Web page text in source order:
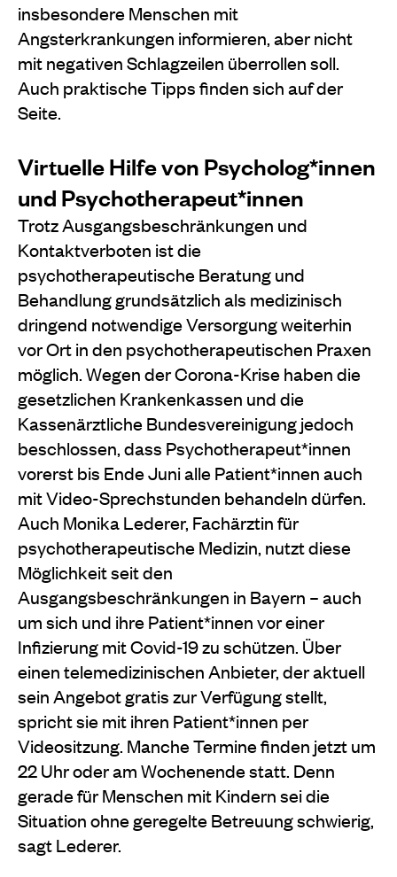
insbesondere Menschen mit
Angsterkrankungen informieren, aber nicht
mit negativen Schlagzeilen überrollen soll.
Auch praktische Tipps finden sich auf der
Seite.
Virtuelle Hilfe von Psycholog*innen
und Psychotherapeut*innen
Trotz Ausgangsbeschränkungen und
Kontaktverboten ist die
psychotherapeutische Beratung und
Behandlung grundsätzlich als medizinisch
dringend notwendige Versorgung weiterhin
vor Ort in den psychotherapeutischen Praxen
möglich. Wegen der Corona-Krise haben die
gesetzlichen Krankenkassen und die
Kassenärztliche Bundesvereinigung jedoch
beschlossen, dass Psychotherapeut*innen
vorerst bis Ende Juni alle Patient*innen auch
mit Video-Sprechstunden behandeln dürfen.
Auch Monika Lederer, Fachärztin für
psychotherapeutische Medizin, nutzt diese
Möglichkeit seit den
Ausgangsbeschränkungen in Bayern – auch
um sich und ihre Patient*innen vor einer
Infizierung mit Covid-19 zu schützen. Über
einen telemedizinischen Anbieter, der aktuell
sein Angebot gratis zur Verfügung stellt,
spricht sie mit ihren Patient*innen per
Videositzung. Manche Termine finden jetzt um
22 Uhr oder am Wochenende statt. Denn
gerade für Menschen mit Kindern sei die
Situation ohne geregelte Betreuung schwierig,
sagt Lederer.